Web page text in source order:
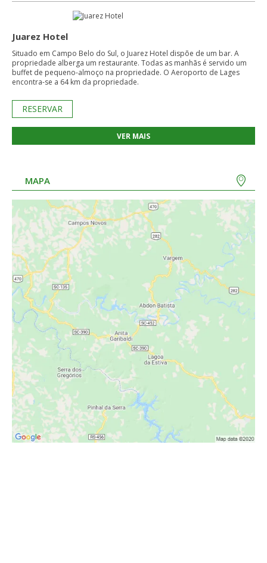
Juarez Hotel
Situado em Campo Belo do Sul, o Juarez Hotel dispõe de um bar. A
propriedade alberga um restaurante. Todas as manhãs é servido um
buffet de pequeno-almoço na propriedade. O Aeroporto de Lages
encontra-se a 64 km da propriedade.
RESERVAR
VER MAIS
MAPA